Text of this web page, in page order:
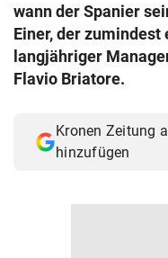
wann der Spanier
Einer, der
langjähriger
Flavio Briatore.
Kronen Zeitung
hinzufügen